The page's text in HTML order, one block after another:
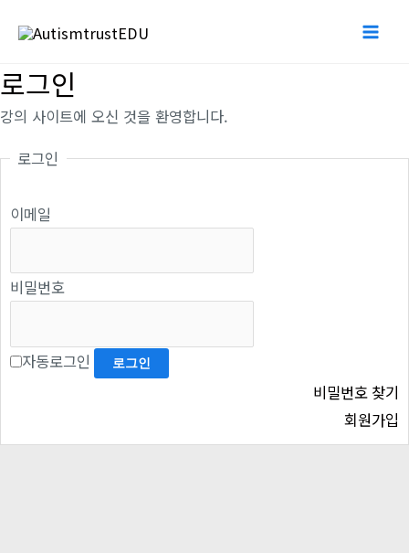
로
건
기
로그인
강의 사이트에 오신 것을 환영합니다.
로그인
이메일
비밀번호
자동로그인
비밀번호 찾기
회원가입